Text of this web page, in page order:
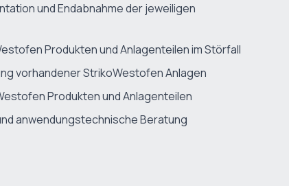
und Endabnahme der jeweiligen
Produkten und Anlagenteilen im Störfall
vorhandener StrikoWestofen Anlagen
Produkten und Anlagenteilen
anwendungstechnische Beratung